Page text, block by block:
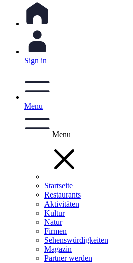
Sign in
Menu
Menu
Startseite
Restaurants
Aktivitäten
Kultur
Natur
Firmen
Sehenswürdigkeiten
Magazin
Partner werden